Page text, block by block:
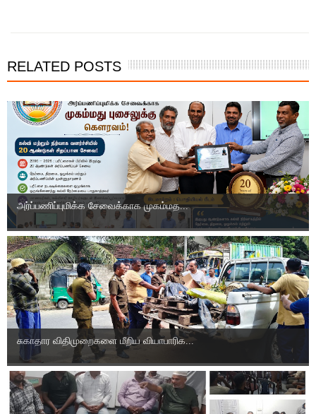
RELATED POSTS
அர்ப்பணிப்புமிக்க சேவைக்காக முகம்மத...
சுகாதார விதிமுறைகளை மீறிய வியாபாரிக...